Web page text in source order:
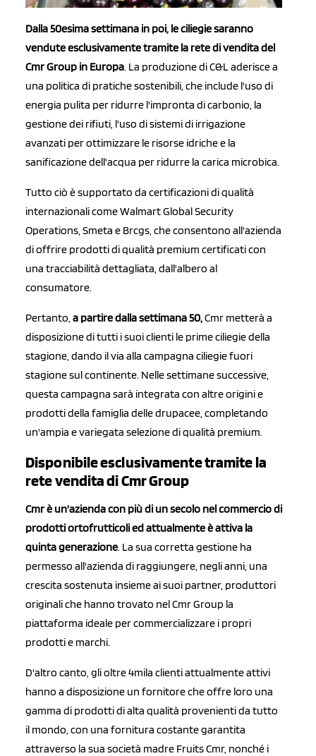
Dalla 50esima settimana in poi, le ciliegie saranno
vendute esclusivamente tramite la rete di vendita del
Cmr Group in Europa. La produzione di C&L aderisce a
una politica di pratiche sostenibili, che include l'uso di
energia pulita per ridurre l'impronta di carbonio, la
gestione dei rifiuti, l'uso di sistemi di irrigazione
avanzati per ottimizzare le risorse idriche e la
sanificazione dell'acqua per ridurre la carica microbica.
Tutto ciò è supportato da certificazioni di qualità
internazionali come Walmart Global Security
Operations, Smeta e Brcgs, che consentono all'azienda
di offrire prodotti di qualità premium certificati con
una tracciabilità dettagliata, dall'albero al
consumatore.
Pertanto, a partire dalla settimana 50,Cmr metterà a
disposizione di tutti i suoi clienti le prime ciliegie della
stagione, dando il via alla campagna ciliegie fuori
stagione sul continente. Nelle settimane successive,
questa campagna sarà integrata con altre origini e
prodotti della famiglia delle drupacee, completando
un'ampia e variegata selezione di qualità premium.
Disponibile esclusivamente tramite la
rete vendita di Cmr Group
Cmr è un'azienda con più di un secolo nel commercio di
prodotti ortofrutticoli ed attualmente è attiva la
quinta generazione. La sua corretta gestione ha
permesso all'azienda di raggiungere, negli anni, una
crescita sostenuta insieme ai suoi partner, produttori
originali che hanno trovato nel Cmr Group la
piattaforma ideale per commercializzare i propri
prodotti e marchi.
D'altro canto, gli oltre 4mila clienti attualmente attivi
hanno a disposizione un fornitore che offre loro una
gamma di prodotti di alta qualità provenienti da tutto
il mondo, con una fornitura costante garantita
attraverso la sua società madre Fruits Cmr, nonché i